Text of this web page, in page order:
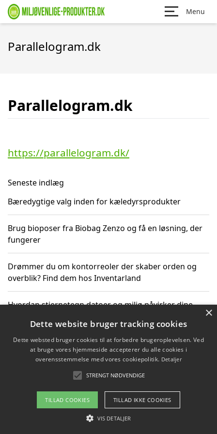
Menu
Parallelogram.dk
Parallelogram.dk
https://parallelogram.dk/
Seneste indlæg
Bæredygtige valg inden for kæledyrsprodukter
Brug bioposer fra Biobag Zenzo og få en løsning, der
fungerer
Drømmer du om kontorreoler der skaber orden og
overblik? Find dem hos Inventarland
Hvordan stjernetegn datoer og miljø påvirker dine
Bæredygtige gadgets til en grønnere hverdag
Om / kontakt
Blog Betingelser
×
Dette website bruger tracking cookies
Dette websted bruger cookies til at forbedre brugeroplevelsen. Ved
at bruge vores hjemmeside accepterer du alle cookies i
overensstemmelse med vores cookiepolitik. Detaljer
STRENGT NØDVENDIGE
TILLAD COOKIES TILLAD IKKE COOKIES
VIS DETALJER